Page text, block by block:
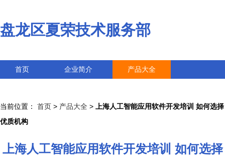
盘龙区夏荣技术服务部
首页 企业简介 产品大全
当前位置： 首页 > 产品大全 >
上海人工智能应用软件开发培训 如何选择
优质机构
上海人工智能应用软件开发培训 如何选择